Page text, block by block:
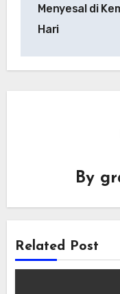
Menyesal di
Hari
By
Related Post